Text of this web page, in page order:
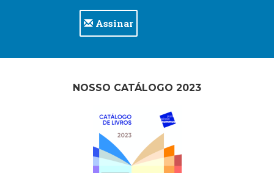
Assinar
NOSSO CATÁLOGO 2023